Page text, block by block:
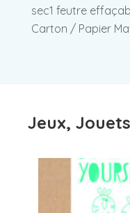
sec1 feutre
Carton / Papier
Jeux,